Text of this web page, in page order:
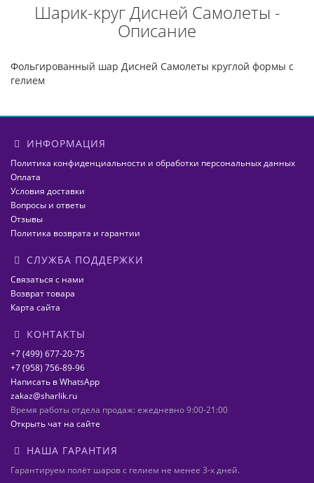
Шарик-круг Дисней Самолеты -
Описание
Фольгированный шар Дисней Самолеты круглой формы с
гелием
ИНФОРМАЦИЯ
Политика конфиденциальности и обработки персональных данных
Оплата
Условия доставки
Вопросы и ответы
Отзывы
Политика возврата и гарантии
СЛУЖБА ПОДДЕРЖКИ
Связаться с нами
Возврат товара
Карта сайта
КОНТАКТЫ
+7 (499) 677-20-75
+7 (958) 756-89-96
Написать в WhatsApp
zakaz@sharlik.ru
Время работы отдела продаж: ежедневно 9:00-21:00
Открыть чат на сайте
НАША ГАРАНТИЯ
Гарантируем полёт шаров с гелием не менее 3-х дней.